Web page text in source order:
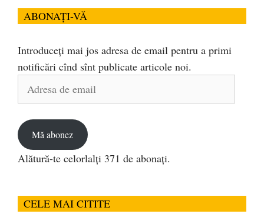
ABONAȚI-VĂ
Introduceți mai jos adresa de email pentru a primi
notificări cînd sînt publicate articole noi.
Adresa
Mă abonez
Alătură-te celorlalți 371 de abonați.
CELE MAI CITITE